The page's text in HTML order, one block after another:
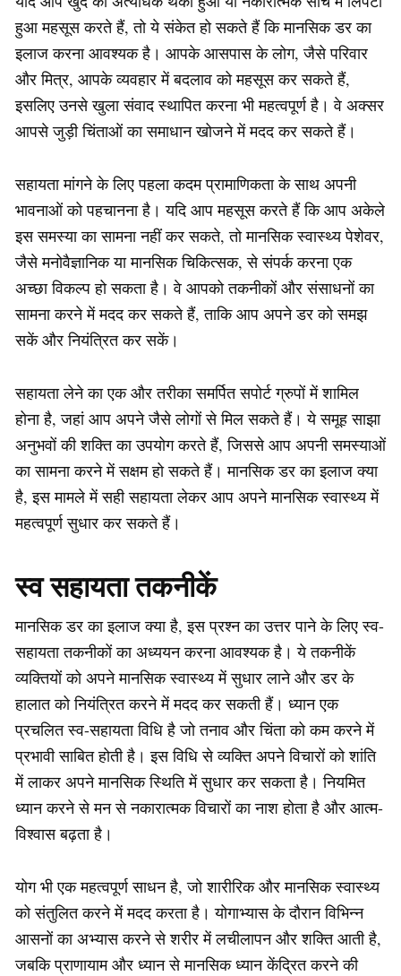
हुआ महसूस करते हैं, तो ये संकेत हो सकते हैं कि मानसिक डर का
इलाज करना आवश्यक है। आपके आसपास के लोग, जैसे परिवार
और मित्र, आपके व्यवहार में बदलाव को महसूस कर सकते हैं,
इसलिए उनसे खुला संवाद स्थापित करना भी महत्वपूर्ण है। वे अक्सर
आपसे जुड़ी चिंताओं का समाधान खोजने में मदद कर सकते हैं।
सहायता मांगने के लिए पहला कदम प्रामाणिकता के साथ अपनी
भावनाओं को पहचानना है। यदि आप महसूस करते हैं कि आप अकेले
इस समस्या का सामना नहीं कर सकते, तो मानसिक स्वास्थ्य पेशेवर,
जैसे मनोवैज्ञानिक या मानसिक चिकित्सक, से संपर्क करना एक
अच्छा विकल्प हो सकता है। वे आपको तकनीकों और संसाधनों का
सामना करने में मदद कर सकते हैं, ताकि आप अपने डर को समझ
सकें और नियंत्रित कर सकें।
सहायता लेने का एक और तरीका समर्पित सपोर्ट ग्रुपों में शामिल
होना है, जहां आप अपने जैसे लोगों से मिल सकते हैं। ये समूह साझा
अनुभवों की शक्ति का उपयोग करते हैं, जिससे आप अपनी समस्याओं
का सामना करने में सक्षम हो सकते हैं। मानसिक डर का इलाज क्या
है, इस मामले में सही सहायता लेकर आप अपने मानसिक स्वास्थ्य में
महत्वपूर्ण सुधार कर सकते हैं।
स्व सहायता तकनीकें
मानसिक डर का इलाज क्या है, इस प्रश्न का उत्तर पाने के लिए स्व-
सहायता तकनीकों का अध्ययन करना आवश्यक है। ये तकनीकें
व्यक्तियों को अपने मानसिक स्वास्थ्य में सुधार लाने और डर के
हालात को नियंत्रित करने में मदद कर सकती हैं। ध्यान एक
प्रचलित स्व-सहायता विधि है जो तनाव और चिंता को कम करने में
प्रभावी साबित होती है। इस विधि से व्यक्ति अपने विचारों को शांति
में लाकर अपने मानसिक स्थिति में सुधार कर सकता है। नियमित
ध्यान करने से मन से नकारात्मक विचारों का नाश होता है और आत्म-
विश्वास बढ़ता है।
योग भी एक महत्वपूर्ण साधन है, जो शारीरिक और मानसिक स्वास्थ्य
को संतुलित करने में मदद करता है। योगाभ्यास के दौरान विभिन्न
आसनों का अभ्यास करने से शरीर में लचीलापन और शक्ति आती है,
जबकि प्राणायाम और ध्यान से मानसिक ध्यान केंद्रित करने की